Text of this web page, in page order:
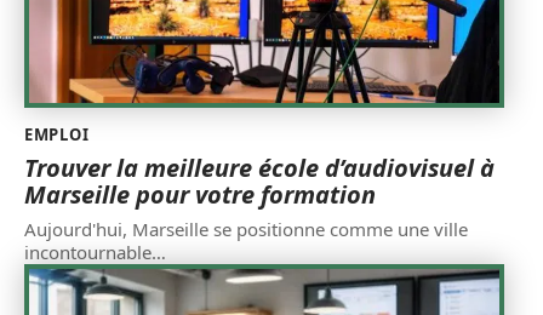
EMPLOI
Trouver la meilleure école d’audiovisuel à
Marseille pour votre formation
Aujourd'hui, Marseille se positionne comme une ville
incontournable…